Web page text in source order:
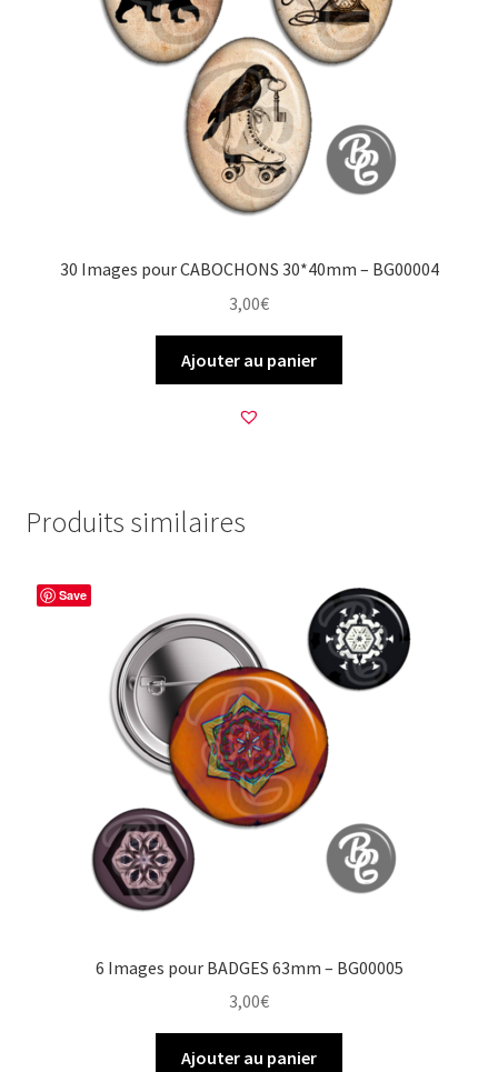
30 Images pour CABOCHONS 30*40mm – BG00004
3,00€
Ajouter au panier
Produits similaires
Save
6 Images pour BADGES 63mm – BG00005
3,00€
Ajouter au panier